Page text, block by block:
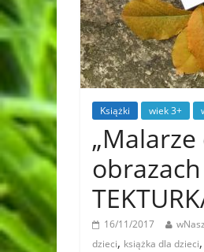
Książki wiek 3+
16/11/2017
dzieci, książka dla dzieci,